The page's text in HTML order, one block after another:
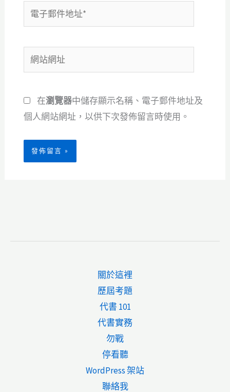
電
子
件
地
*
網
站
址
在瀏覽器中儲存顯示名稱、電子郵件地址及
個人網站網址，以供下次發佈留言時使用。
關於這裡
歷屆考題
代書 101
代書實務
勿戰
停看聽
WordPress 架站
聯絡我